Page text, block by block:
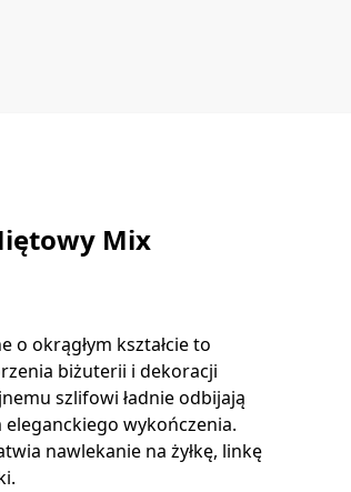
Mix
o okrągłym kształcie to
biżuterii i dekoracji
szlifowi ładnie odbijają
wykończenia.
nawlekanie na żyłkę, linkę